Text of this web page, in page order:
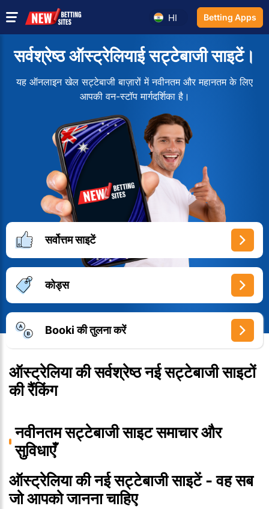
HI Betting Apps
सर्वश्रेष्ठ ऑस्ट्रेलियाई सट्टेबाजी साइटें।
यह ऑनलाइन खेल सट्टेबाजी बाज़ारों में नवीनतम और महानतम के लिए
आपकी वन-स्टॉप मार्गदर्शिका है।
सर्वोत्तम साइटें
कोड्स
Booki की तुलना करें
ऑस्ट्रेलिया की सर्वश्रेष्ठ नई सट्टेबाजी साइटों
की रैंकिंग
नवीनतम सट्टेबाजी साइट समाचार और
सुविधाएँ
ऑस्ट्रेलिया की नई सट्टेबाजी साइटें - वह सब
जो आपको जानना चाहिए